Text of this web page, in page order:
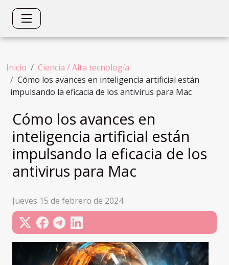
Inicio
Ciencia / Alta tecnología
Cómo los avances en inteligencia artificial están
impulsando la eficacia de los antivirus para Mac
Cómo los avances en
inteligencia artificial están
impulsando la eficacia de los
antivirus para Mac
Jueves 15 de febrero de 2024